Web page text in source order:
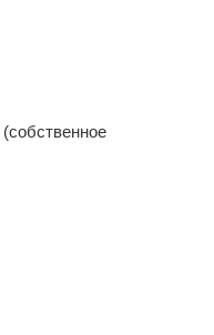
(собственное